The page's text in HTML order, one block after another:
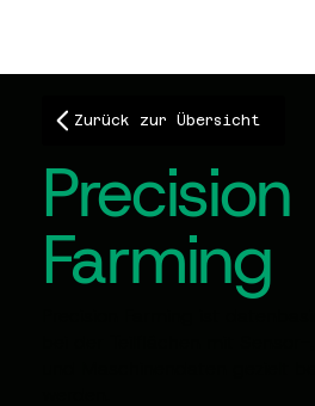
Zurück zur Übersicht
Precision
Farming